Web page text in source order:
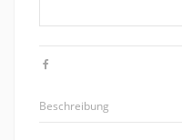
Beschreibung